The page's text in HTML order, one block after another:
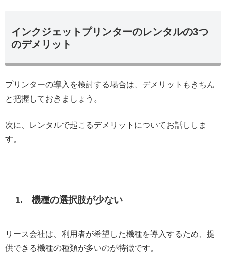
インクジェットプリンターのレンタルの3つ
のデメリット
プリンターの導入を検討する場合は、デメリットもきちん
と把握しておきましょう。
次に、レンタルで起こるデメリットについてお話ししま
す。
1. 機種の選択肢が少ない
リース会社は、利用者が希望した機種を導入するため、提
供できる機種の種類が多いのが特徴です。